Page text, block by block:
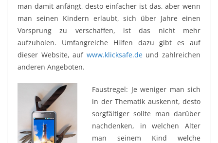
man damit anfängt, desto einfacher ist das, aber wenn
man seinen Kindern erlaubt, sich über Jahre einen
Vorsprung zu verschaffen, ist das nicht mehr
aufzuholen. Umfangreiche Hilfen dazu gibt es auf
dieser Website, auf www.klicksafe.deund zahlreichen
anderen Angeboten.
Faustregel: Je weniger man sich
in der Thematik auskennt, desto
sorgfältiger sollte man darüber
nachdenken, in welchen Alter
man seinem Kind welche